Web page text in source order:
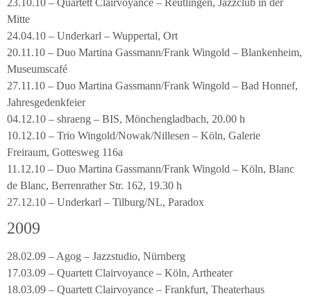
23.10.10 – Quartett Clairvoyance – Reutlingen, Jazzclub in der
Mitte
24.04.10 – Underkarl – Wuppertal, Ort
20.11.10 – Duo Martina Gassmann/Frank Wingold – Blankenheim,
Museumscafé
27.11.10 – Duo Martina Gassmann/Frank Wingold – Bad Honnef,
Jahresgedenkfeier
04.12.10 – shraeng – BIS, Mönchengladbach, 20.00 h
10.12.10 – Trio Wingold/Nowak/Nillesen – Köln, Galerie
Freiraum, Gottesweg 116a
11.12.10 – Duo Martina Gassmann/Frank Wingold – Köln, Blanc
de Blanc, Berrenrather Str. 162, 19.30 h
27.12.10 – Underkarl – Tilburg/NL, Paradox
2009
28.02.09 – Agog – Jazzstudio, Nürnberg
17.03.09 – Quartett Clairvoyance – Köln, Artheater
18.03.09 – Quartett Clairvoyance – Frankfurt, Theaterhaus